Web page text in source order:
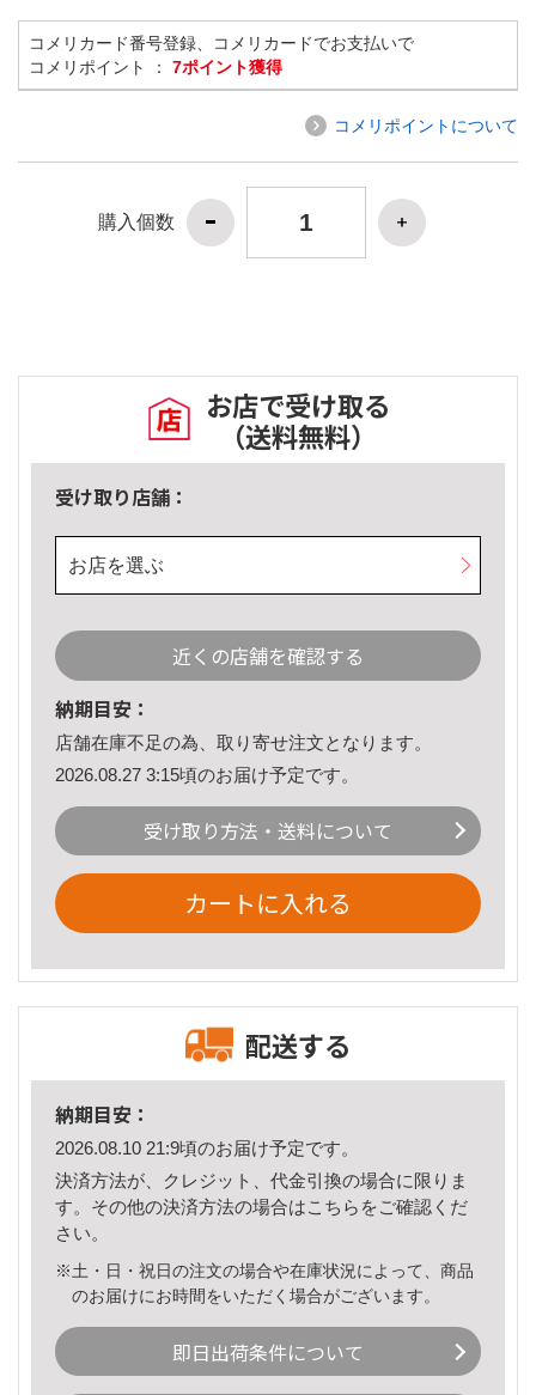
コメリカード番号登録、コメリカードでお支払いで
コメリポイント ： 7ポイント獲得
コメリポイントについて
購入個数
お店で受け取る
（送料無料）
受け取り店舗：
お店を選ぶ
近くの店舗を確認する
納期目安：
店舗在庫不足の為、取り寄せ注文となります。
2026.08.27 3:15頃のお届け予定です。
受け取り方法・送料について
カートに入れる
配送する
納期目安：
2026.08.10 21:9頃のお届け予定です。
決済方法が、クレジット、代金引換の場合に限りま
す。その他の決済方法の場合はこちら をご確認くだ
さい。
※土・日・祝日の注文の場合や在庫状況によって、商品
のお届けにお時間をいただく場合がございます。
即日出荷条件について